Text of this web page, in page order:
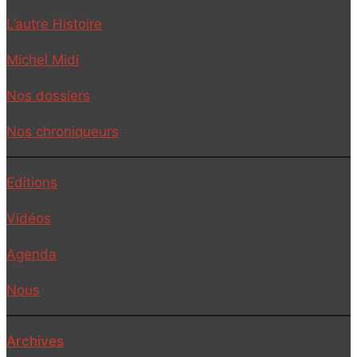
L’autre Histoire
Michel Midi
Nos dossiers
Nos chroniqueurs
Editions
Vidéos
Agenda
Nous
Archives